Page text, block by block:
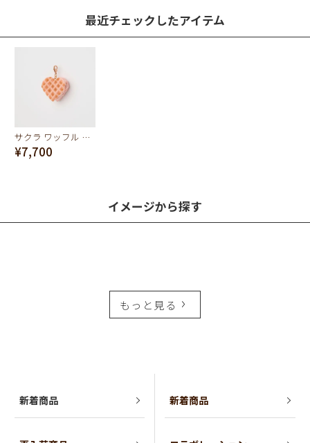
最近チェックしたアイテム
サクラ ワッフル チャーム
¥7,700
イメージから探す
もっと見る
新着商品 新着商品